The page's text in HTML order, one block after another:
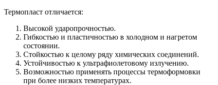
Термопласт отличается:
Высокой ударопрочностью.
Гибкостью и пластичностью в холодном и нагретом
состоянии.
Стойкостью к целому ряду химических соединений.
Устойчивостью к ультрафиолетовому излучению.
Возможностью применять процессы термоформовки
при более низких температурах.